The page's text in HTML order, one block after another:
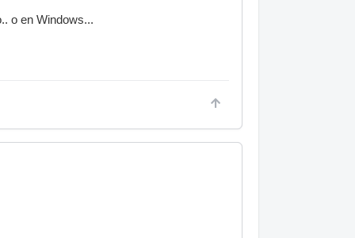
o en Windows...